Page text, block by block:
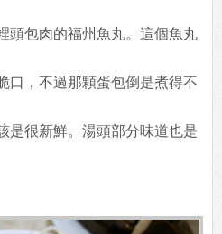
頭包肉的福州魚丸。這個魚丸
口，不過那顆蛋包倒是煮得不
是很新鮮。湯頭部分味道也是